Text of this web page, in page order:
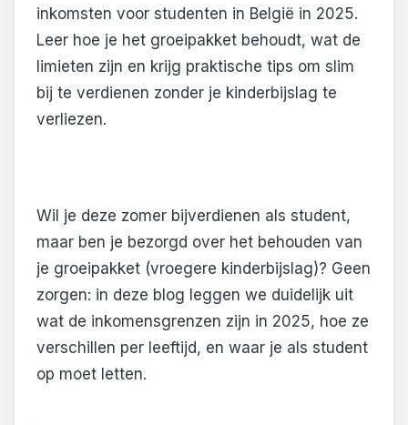
inkomsten voor studenten in België in 2025.
Leer hoe je het groeipakket behoudt, wat de
limieten zijn en krijg praktische tips om slim
bij te verdienen zonder je kinderbijslag te
verliezen.
Wil je deze zomer bijverdienen als student,
maar ben je bezorgd over het behouden van
je groeipakket (vroegere kinderbijslag)? Geen
zorgen: in deze blog leggen we duidelijk uit
wat de inkomensgrenzen zijn in 2025, hoe ze
verschillen per leeftijd, en waar je als student
op moet letten.